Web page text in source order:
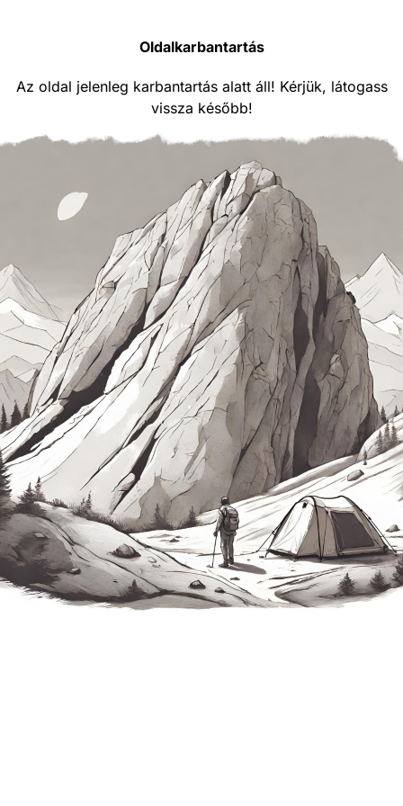
Oldalkarbantartás
Az oldal jelenleg karbantartás alatt áll! Kérjük, látogass
vissza később!